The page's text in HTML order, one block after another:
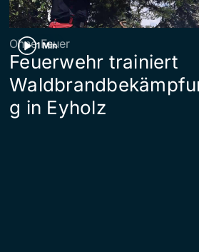
1 Min
Ohne Feuer
Feuerwehr trainiert
g in Eyholz